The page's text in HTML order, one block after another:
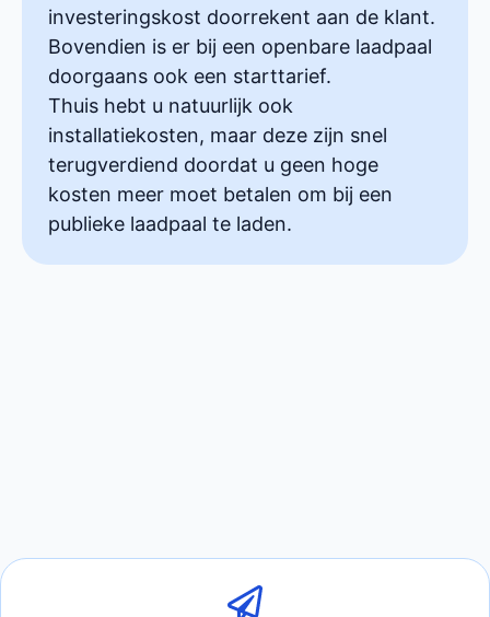
investeringskost doorrekent aan de klant.
Bovendien is er bij een openbare laadpaal
doorgaans ook een starttarief.
Thuis hebt u natuurlijk ook
installatiekosten, maar deze zijn snel
terugverdiend doordat u geen hoge
kosten meer moet betalen om bij een
publieke laadpaal te laden.